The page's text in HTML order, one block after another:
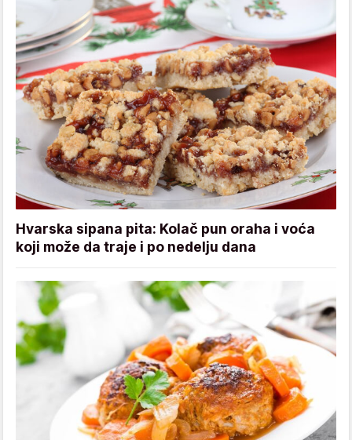
Hvarska sipana pita: Kolač pun oraha i voća
koji može da traje i po nedelju dana